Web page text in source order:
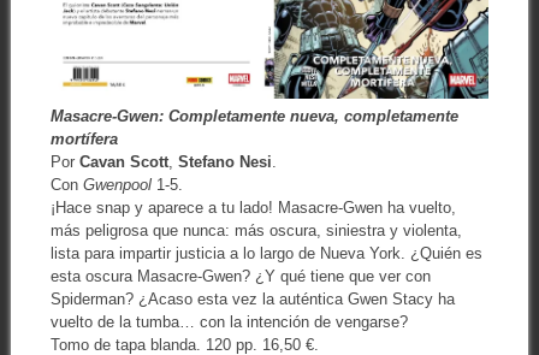
Masacre-Gwen: Completamente nueva, completamente
mortífera
Por Cavan Scott, Stefano Nesi
Con Gwenpool1-5.
¡Hace snap y aparece a tu lado! Masacre-Gwen ha vuelto,
más peligrosa que nunca: más oscura, siniestra y violenta,
lista para impartir justicia a lo largo de Nueva York. ¿Quién es
esta oscura Masacre-Gwen? ¿Y qué tiene que ver con
Spiderman? ¿Acaso esta vez la auténtica Gwen Stacy ha
vuelto de la tumba… con la intención de vengarse?
Tomo de tapa blanda. 120 pp. 16,50 €.